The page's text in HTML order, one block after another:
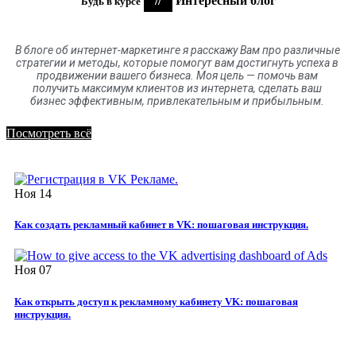
В блогеобинтернет-маркетинге я расскажу Вам про различные
стратегии и методы, которые помогут вам достигнуть успеха в
продвижении вашего бизнеса. Моя цель — помочь вам
получить максимум клиентовизинтернета, сделать ваш
бизнес эффективным, привлекательным и прибыльным.
Посмотреть всё
Ноя 14
Как создать рекламный кабинет в VK: пошаговая инструкция.
Ноя 07
Как открыть доступ к рекламному кабинету VK: пошаговая
инструкция.